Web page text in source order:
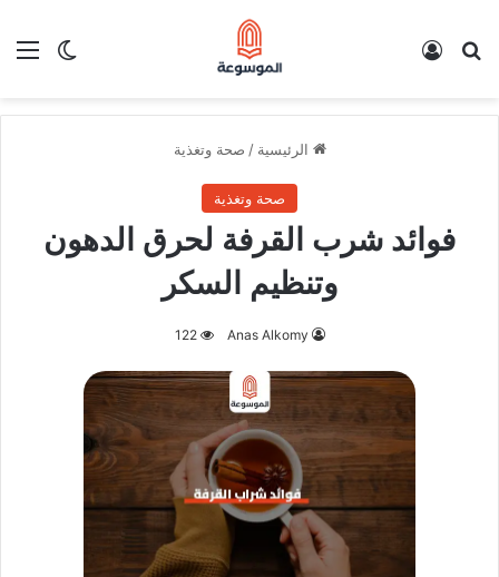
الوضع بحث عن
الرئيسية / صحة وتغذية
صحة وتغذية
فوائد شرب القرفة لحرق الدهون
وتنظيم السكر
Anas Alkomy
122